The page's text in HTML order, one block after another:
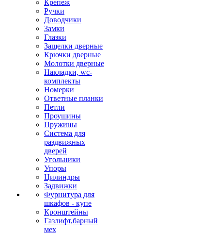
Крепеж
Ручки
Доводчики
Замки
Глазки
Защелки дверные
Крючки дверные
Молотки дверные
Накладки, wc-
комплекты
Номерки
Ответные планки
Петли
Проушины
Пружины
Система для
раздвижных
дверей
Угольники
Упоры
Цилиндры
Задвижки
Фурнитура для
шкафов - купе
Кронштейны
Газлифт,барный
мех